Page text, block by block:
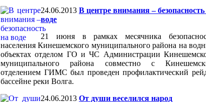
24.06.2013 В центре внимания – безопасность
воде
21 июня в рамках месячника
населения Кинешемского муниципального района на
объектах отделом ГО и ЧС Администрации
муниципального района совместно с
отделением ГИМС был проведен профилактический
бассейне реки Волга.
24.06.2013 От души веселился народ